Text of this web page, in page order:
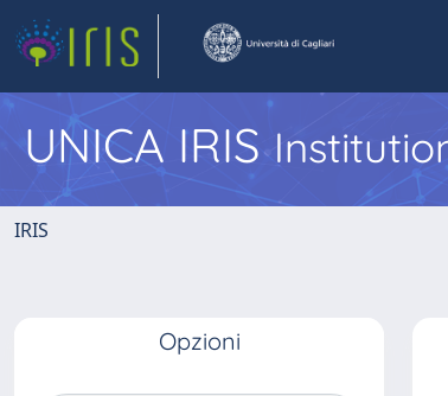
UNICA IRIS
IRIS
Opzioni